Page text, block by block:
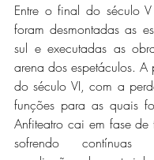
Entre o final do século
foram desmontadas as
sul e executadas as
arena dos espetáculos. A
do século VI, com a
funções para as quais
Anfiteatro cai em fase
sofrendo contínuas